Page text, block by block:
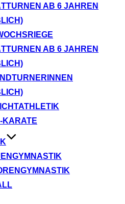
AB 6 JAHREN
AB 6 JAHREN
KARATE